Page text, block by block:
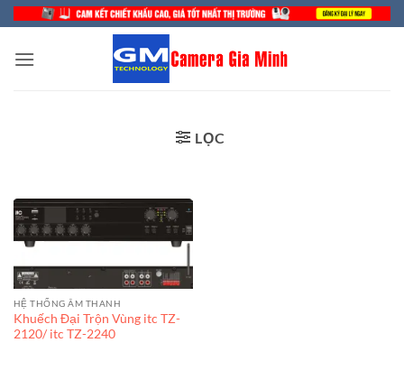
Bỏ
qua
nội
LỌC
HỆ THỐNG ÂM THANH
Khuếch Đại Trộn Vùng itc TZ-
2120/ itc TZ-2240